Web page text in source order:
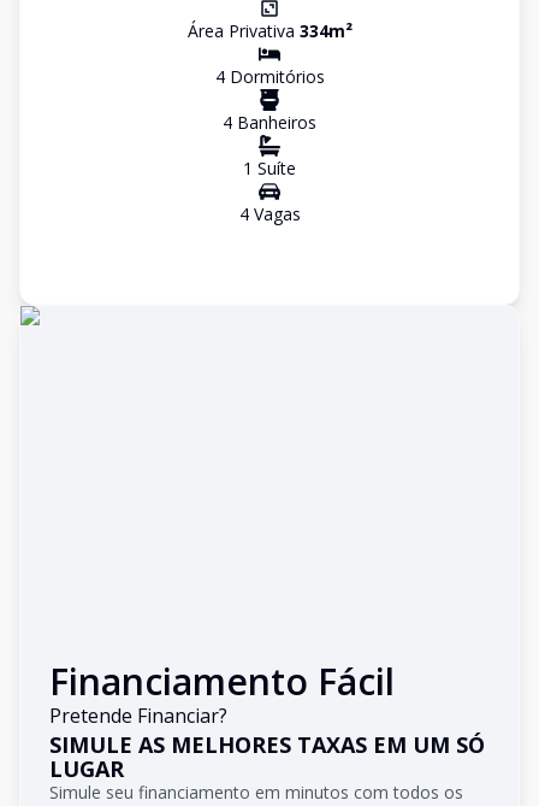
Área Privativa 334m²
4Dormitórios
4 Banheiros
1 Suíte
4Vagas
Financiamento Fácil
Pretende Financiar?
SIMULE AS MELHORES TAXAS EM UM SÓ
LUGAR
Simule seu financiamento em minutos com todos os